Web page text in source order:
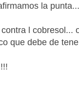
la punta...
l cobresol...
que debe de